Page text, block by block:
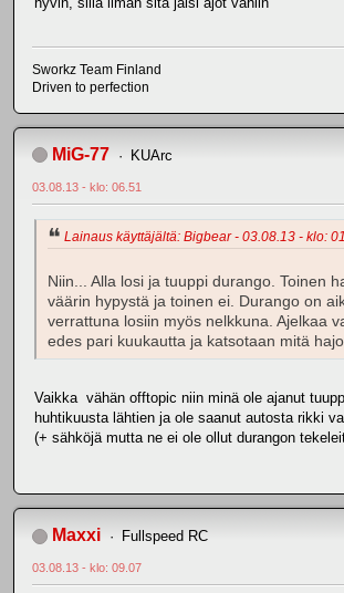
Sworkz Team Finland
Driven to perfection
MiG-77 KUArc
03.08.13 - klo: 06.51
Lainaus käyttäjältä: Bigbear - 03.08.13 - klo:
Niin... Alla losi ja tuuppi durango. Toinen
väärin hypystä ja toinen ei. Durango on
verrattuna losiin myös nelkkuna. Ajelkaa
edes pari kuukautta ja katsotaan mitä
Vaikka vähän offtopic niin minä ole ajanut
huhtikuusta lähtien ja ole saanut autosta rikki
(+ sähköjä mutta ne ei ole ollut durangon
Maxxi Fullspeed RC
03.08.13 - klo: 09.07